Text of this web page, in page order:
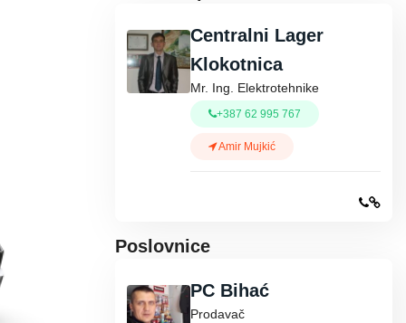
Centralni Lager
Klokotnica
Mr. Ing. Elektrotehnike
+387 62 995 767
Amir Mujkić
Poslovnice
PC Bihać
Prodavač